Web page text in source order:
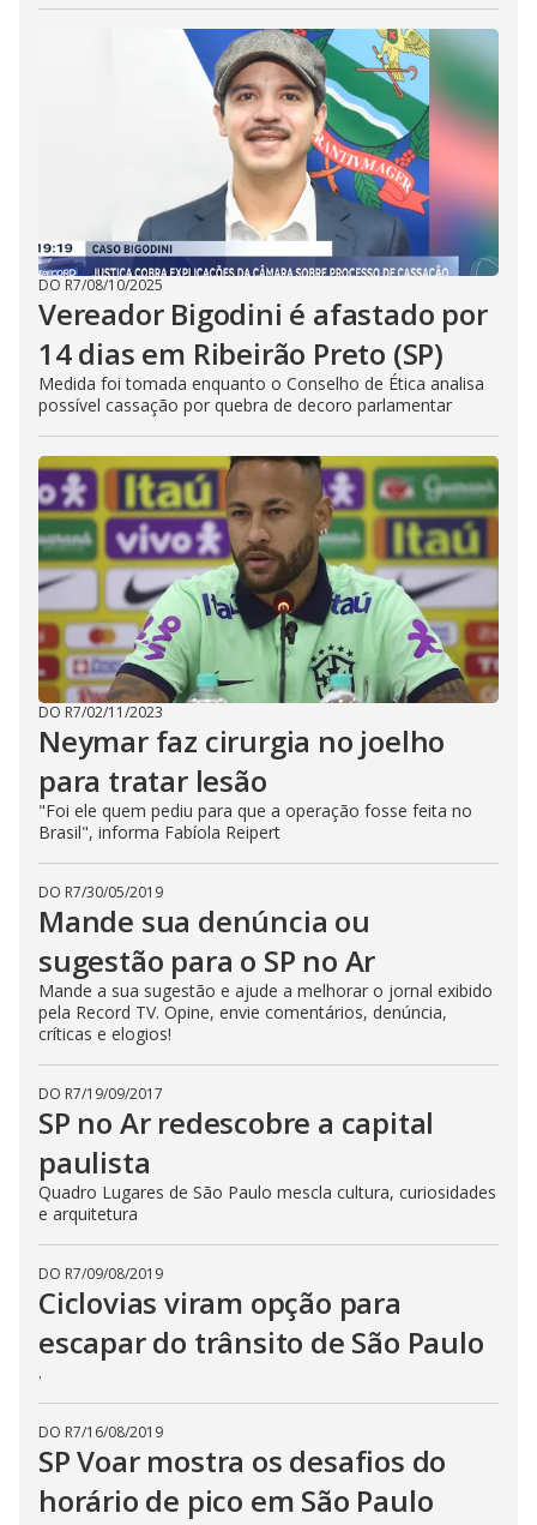
DO R7/08/10/2025
Vereador Bigodini é afastado por
14 dias em Ribeirão Preto (SP)
Medida foi tomada enquanto o Conselho de Ética analisa
possível cassação por quebra de decoro parlamentar
DO R7/02/11/2023
Neymar faz cirurgia no joelho
para tratar lesão
"Foi ele quem pediu para que a operação fosse feita no
Brasil", informa Fabíola Reipert
DO R7/30/05/2019
Mande sua denúncia ou
sugestão para o SP no Ar
Mande a sua sugestão e ajude a melhorar o jornal exibido
pela Record TV. Opine, envie comentários, denúncia,
críticas e elogios!
DO R7/19/09/2017
SP no Ar redescobre a capital
paulista
Quadro Lugares de São Paulo mescla cultura, curiosidades
e arquitetura
DO R7/09/08/2019
Ciclovias viram opção para
escapar do trânsito de São Paulo
.
DO R7/16/08/2019
SP Voar mostra os desafios do
horário de pico em São Paulo